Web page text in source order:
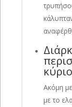
Ακόμη
με το